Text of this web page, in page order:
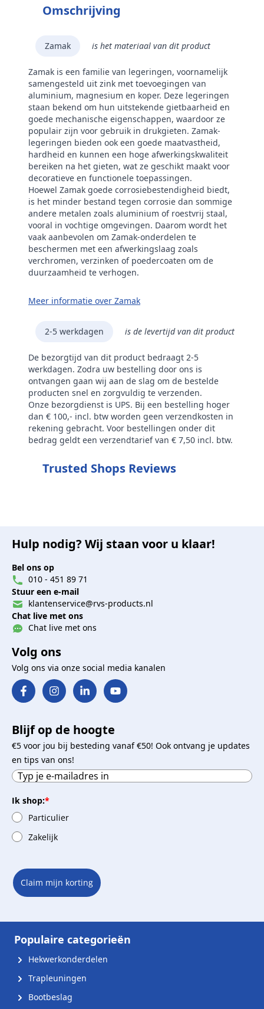
Omschrijving
Zamak is het materiaal van dit product
Zamak is een familie van legeringen, voornamelijk
samengesteld uit zink met toevoegingen van
aluminium, magnesium en koper. Deze legeringen
staan bekend om hun uitstekende gietbaarheid en
goede mechanische eigenschappen, waardoor ze
populair zijn voor gebruik in drukgieten. Zamak-
legeringen bieden ook een goede maatvastheid,
hardheid en kunnen een hoge afwerkingskwaliteit
bereiken na het gieten, wat ze geschikt maakt voor
decoratieve en functionele toepassingen.
Hoewel Zamak goede corrosiebestendigheid biedt,
is het minder bestand tegen corrosie dan sommige
andere metalen zoals aluminium of roestvrij staal,
vooral in vochtige omgevingen. Daarom wordt het
vaak aanbevolen om Zamak-onderdelen te
beschermen met een afwerkingslaag zoals
verchromen, verzinken of poedercoaten om de
duurzaamheid te verhogen.
Meer informatie over Zamak
2-5 werkdagen is de levertijd van dit product
De bezorgtijd van dit product bedraagt 2-5
werkdagen. Zodra uw bestelling door ons is
ontvangen gaan wij aan de slag om de bestelde
producten snel en zorgvuldig te verzenden.
Onze bezorgdienst is UPS. Bij een bestelling hoger
dan € 100,- incl. btw worden geen verzendkosten in
rekening gebracht. Voor bestellingen onder dit
bedrag geldt een verzendtarief van € 7,50 incl. btw.
Trusted Shops Reviews
Hulp nodig? Wij staan voor u klaar!
Bel ons op
010 - 451 89 71
Stuur een e-mail
klantenservice@rvs-products.nl
Chat live met ons
Chat live met ons
Volg ons
Volg ons via onze social media kanalen
Blijf op de hoogte
€5 voor jou bij besteding vanaf €50! Ook ontvang je updates
en tips van ons!
Ik shop:*
Particulier
Zakelijk
Claim mijn korting
Populaire categorieën
Hekwerkonderdelen
Trapleuningen
Bootbeslag